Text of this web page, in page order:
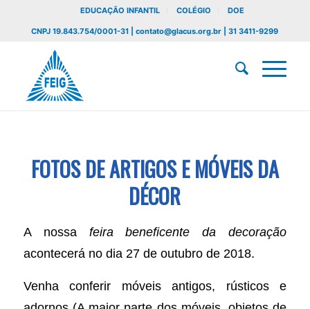
EDUCAÇÃO INFANTIL COLÉGIO DOE
CNPJ 19.843.754/0001-31 | contato@glacus.org.br | 31 3411-9299
FOTOS DE ARTIGOS E MÓVEIS DA
DÉCOR
A nossafeira beneficente dadecoração
acontecerá no dia 27 de outubro de 2018.
Venha conferir móveis antigos, rústicos e